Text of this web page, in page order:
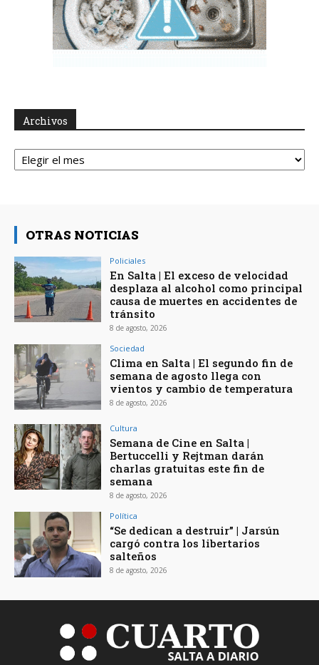
Archivos
Archivos
OTRAS NOTICIAS
Policiales
En Salta | El exceso de velocidad
desplaza al alcohol como principal
causa de muertes en accidentes de
tránsito
8 de agosto, 2026
Sociedad
Clima en Salta | El segundo fin de
semana de agosto llega con
vientos y cambio de temperatura
8 de agosto, 2026
Cultura
Semana de Cine en Salta |
Bertuccelli y Rejtman darán
charlas gratuitas este fin de
semana
8 de agosto, 2026
Política
“Se dedican a destruir” | Jarsún
cargó contra los libertarios
salteños
8 de agosto, 2026